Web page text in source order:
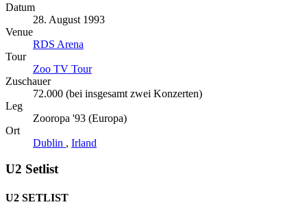
Datum
28. August 1993
Venue
RDS Arena
Tour
Zoo TV Tour
Zuschauer
72.000 (bei insgesamt zwei Konzerten)
Leg
Zooropa '93 (Europa)
Ort
Dublin , Irland
U2 Setlist
U2 SETLIST